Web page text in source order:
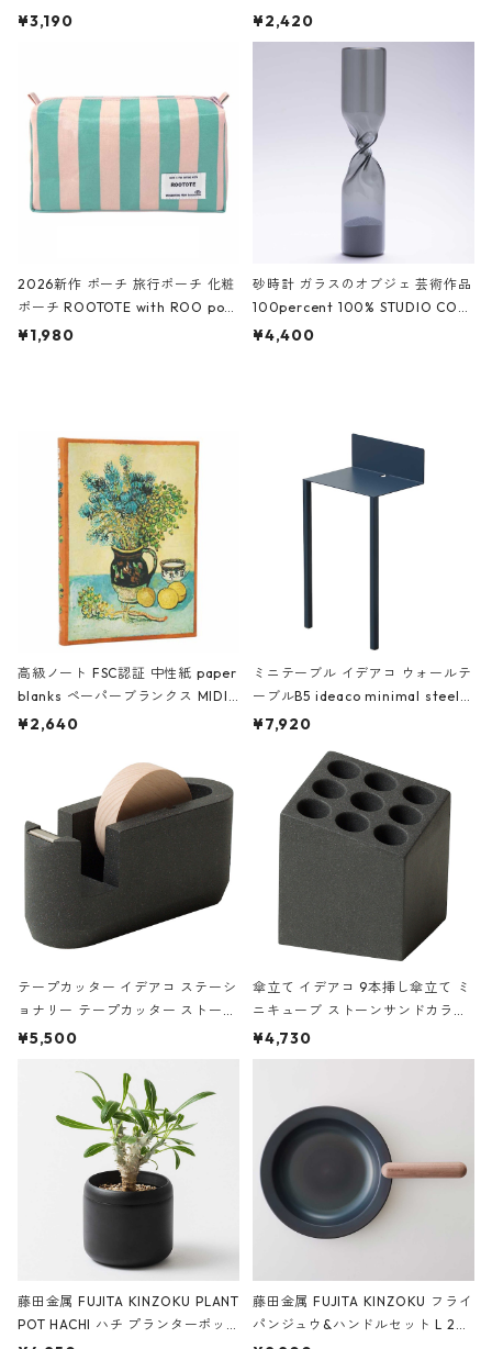
ファスナーポーチ 撥水加工 トラベ
ーガンディー、オフホワイト
¥3,190
大きめ 撥水加工 収納ポーチ CRO
CODILE/Black クロコダイル/ブラ
¥2,420
2026新作 ポーチ 旅行ポーチ 化粧
ポーチ ROOTOTE with ROO pou
ch 3532 ルートート WR.ポーチ.ラ
¥1,980
砂時計 ガラスのオブジェ 芸術作品
100percent 100% STUDIO COH
AKU Timeless 100パーセント ス
¥4,400
高級ノート FSC認証 中性紙 paper
blanks ペーパーブランクス MIDI
ハードカバー 罫線 ヴァン・ゴッホ
¥2,640
ミニテーブル イデアコ ウォールテ
ーブルB5 ideaco minimal steel f
urniture WALL Table B5 ネイビー
¥7,920
テープカッター イデアコ ステーシ
ョナリー テープカッター ストーン
サンドカラー 石調 ideaco Station
¥5,500
傘立て イデアコ 9本挿し傘立て ミ
ニキューブ ストーンサンドカラー
石調 ideaco Umbrella Stand CUB
E ストーンサンドブラック
¥4,730
藤田金属 FUJITA KINZOKU PLANT
POT HACHI ハチ プランターポッ
藤田金属 FUJITA KINZOKU フライ
パンジュウ&ハンドルセット L 24c